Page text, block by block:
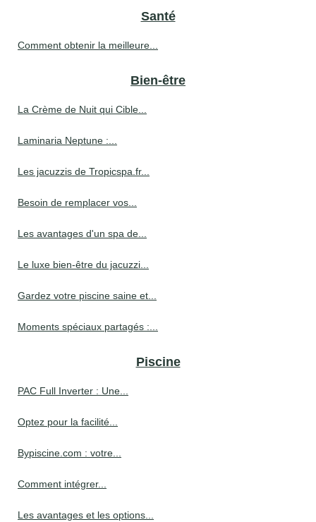
Santé
Comment obtenir la meilleure...
Bien-être
La Crème de Nuit qui Cible...
Laminaria Neptune :...
Les jacuzzis de Tropicspa.fr...
Besoin de remplacer vos...
Les avantages d'un spa de...
Le luxe bien-être du jacuzzi...
Gardez votre piscine saine et...
Moments spéciaux partagés :...
Piscine
PAC Full Inverter : Une...
Optez pour la facilité...
Bypiscine.com : votre...
Comment intégrer...
Les avantages et les options...